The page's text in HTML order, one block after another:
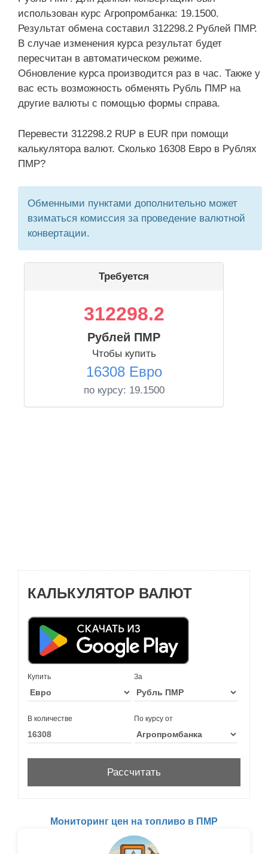
использован курс Агропромбанка: 19.1500.
Результат обмена составил 312298.2 Рублей ПМР.
В случае изменения курса результат будет
пересчитан в автоматическом режиме.
Обновление курса производится раз в час. Также у
вас есть возможность обменять Рубль ПМР на
другие валюты с помощью формы справа.
Перевести 312298.2 RUP в EUR при помощи
калькулятора валют. Сколько 16308 Евро в Рублях
ПМР?
Обменными пунктами дополнительно может
взиматься комиссия за проведение валютной
конвертации.
Требуется
312298.2
Рублей ПМР
Чтобы купить
16308 Евро
по курсу: 19.1500
КАЛЬКУЛЯТОР ВАЛЮТ
Купить За
В количестве По курсу от
Мониторинг цен на топливо в ПМР